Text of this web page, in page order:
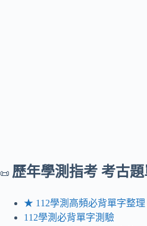
📜 歷年學測指考 考古題
★ 112學測高頻必背單字整理
112學測必背單字測驗